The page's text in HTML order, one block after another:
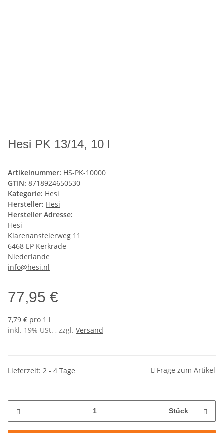
Hesi PK 13/14, 10 l
Artikelnummer: HS-PK-10000
GTIN: 8718924650530
Kategorie: Hesi
Hersteller: Hesi
Hersteller Adresse:
Hesi
Klarenanstelerweg 11
6468 EP Kerkrade
Niederlande
info@hesi.nl
77,95 €
7,79 € pro 1 l
inkl. 19% USt. , zzgl. Versand
Lieferzeit: 2 - 4 Tage Frage zum Artikel
Stück